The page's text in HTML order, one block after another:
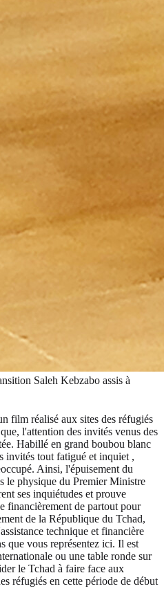
Saleh Kebzabo assis à
film réalisé aux sites des réfugiés
l'attention des invités venus des
Habillé en grand boubou blanc
invités tout fatigué et inquiet ,
Ainsi, l'épuisement du
le physique du Premier Ministre
ses inquiétudes et prouve
financièrement de partout pour
de la République du Tchad,
technique et financière
que vous représentez ici. Il est
ou une table ronde sur
le Tchad à faire face aux
réfugiés en cette période de début